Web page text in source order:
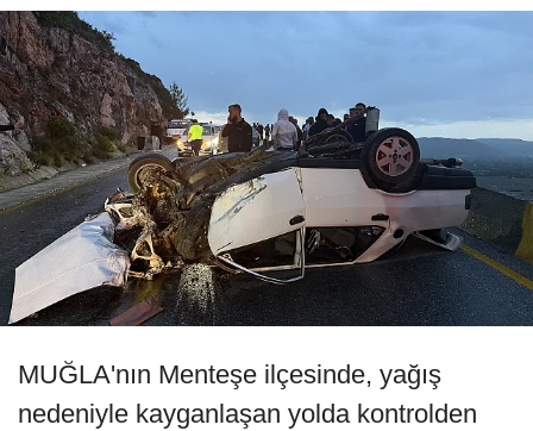
MUĞLA'nın Menteşe ilçesinde, yağış
nedeniyle kayganlaşan yolda kontrolden